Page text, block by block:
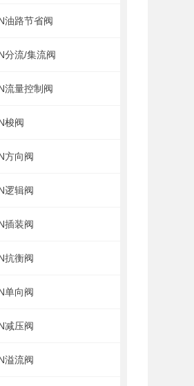
油路节省阀
分流/集流阀
流量控制阀
梭阀
方向阀
逻辑阀
插装阀
抗衡阀
单向阀
减压阀
溢流阀